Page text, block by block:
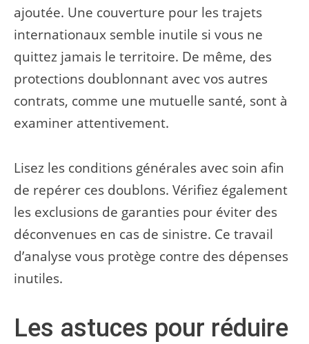
ajoutée. Une couverture pour les trajets
internationaux semble inutile si vous ne
quittez jamais le territoire. De même, des
protections doublonnant avec vos autres
contrats, comme une mutuelle santé, sont à
examiner attentivement.
Lisez les conditions générales avec soin afin
de repérer ces doublons. Vérifiez également
les exclusions de garanties pour éviter des
déconvenues en cas de sinistre. Ce travail
d’analyse vous protège contre des dépenses
inutiles.
Les astuces pour réduire